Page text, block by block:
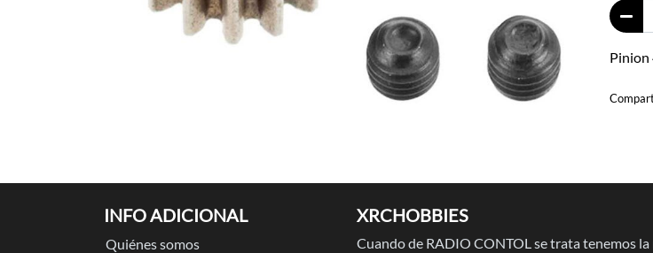
Pinion
INFO ADICIONAL
Quiénes somos
XRCHOBBIES
Cuando de RADIO CONTOL se trata tenemos